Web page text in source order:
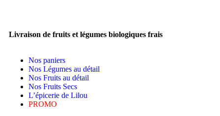
Livraison de fruits et légumes biologiques frais
Nos paniers
Nos Légumes au détail
Nos Fruits au détail
Nos Fruits Secs
L’épicerie de Lilou
PROMO